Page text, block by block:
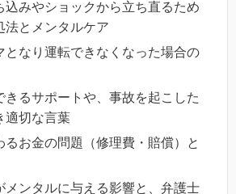
込みやショックから立ち直るため
法とメンタルケア
となり運転できなくなった場合の
きるサポートや、事故を起こした
適切な言葉
るお金の問題（修理費・賠償）と
メンタルに与える影響と、弁護士